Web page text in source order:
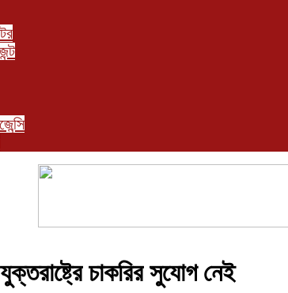
চাকরির সুযোগ নেই